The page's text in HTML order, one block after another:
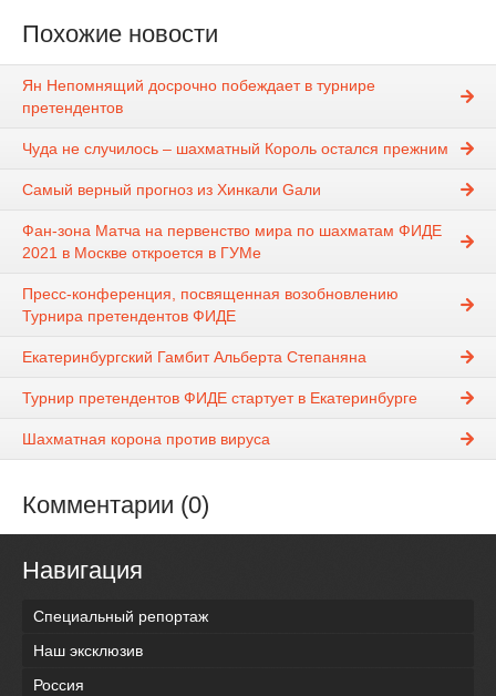
Похожие новости
Ян Непомнящий досрочно побеждает в турнире
претендентов
Чуда не случилось – шахматный Король остался прежним
Самый верный прогноз из Хинкали Gали
Фан-зона Матча на первенство мира по шахматам ФИДЕ
2021 в Москве откроется в ГУМе
Пресс-конференция, посвященная возобновлению
Турнира претендентов ФИДЕ
Екатеринбургский Гамбит Альберта Степаняна
Турнир претендентов ФИДЕ стартует в Екатеринбурге
Шахматная корона против вируса
Комментарии (0)
Навигация
Специальный репортаж
Наш эксклюзив
Россия